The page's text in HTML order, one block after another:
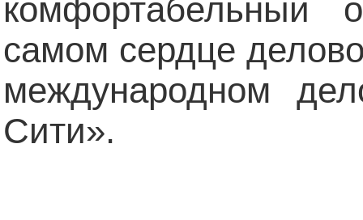
комфортабельный
самом сердце
международном
Сити».